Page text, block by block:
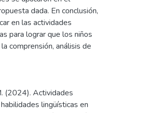
dada. En conclusión,
en las actividades
para lograr que los niños
comprensión, análisis de
(2024). Actividades
lingüísticas en